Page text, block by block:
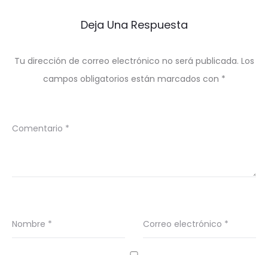
Deja Una Respuesta
Tu dirección de correo electrónico no será publicada. Los
campos obligatorios están marcados con *
Comentario *
Nombre * Correo electrónico *